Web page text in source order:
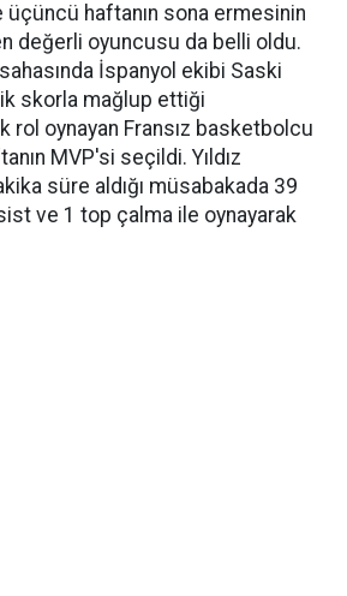
üçüncü haftanın sona ermesinin
değerli oyuncusu da belli oldu.
İspanyol ekibi Saski
skorla mağlup ettiği
rol oynayan Fransız basketbolcu
MVP'si seçildi. Yıldız
süre aldığı müsabakada 39
ve 1 top çalma ile oynayarak